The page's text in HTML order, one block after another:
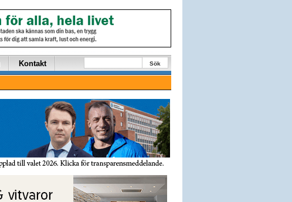
Kontakt Sök